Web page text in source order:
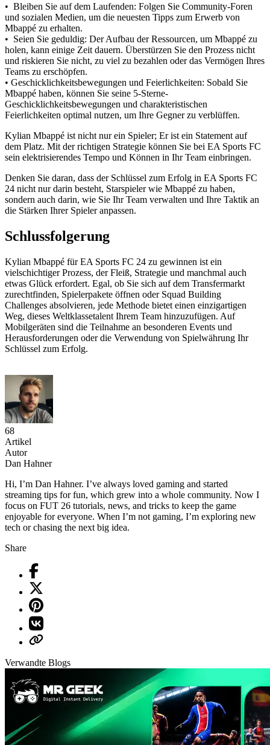
• Bleiben Sie auf dem Laufenden: Folgen Sie Community-Foren
und sozialen Medien, um die neuesten Tipps zum Erwerb von
Mbappé zu erhalten.
• Seien Sie geduldig: Der Aufbau der Ressourcen, um Mbappé zu
holen, kann einige Zeit dauern. Überstürzen Sie den Prozess nicht
und riskieren Sie nicht, zu viel zu bezahlen oder das Vermögen Ihres
Teams zu erschöpfen.
• Geschicklichkeitsbewegungen und Feierlichkeiten: Sobald Sie
Mbappé haben, können Sie seine 5-Sterne-
Geschicklichkeitsbewegungen und charakteristischen
Feierlichkeiten optimal nutzen, um Ihre Gegner zu verblüffen.
Kylian Mbappé ist nicht nur ein Spieler; Er ist ein Statement auf
dem Platz. Mit der richtigen Strategie können Sie bei EA Sports FC
sein elektrisierendes Tempo und Können in Ihr Team einbringen.
Denken Sie daran, dass der Schlüssel zum Erfolg in EA Sports FC
24 nicht nur darin besteht, Starspieler wie Mbappé zu haben,
sondern auch darin, wie Sie Ihr Team verwalten und Ihre Taktik an
die Stärken Ihrer Spieler anpassen.
Schlussfolgerung
Kylian Mbappé für EA Sports FC 24 zu gewinnen ist ein
vielschichtiger Prozess, der Fleiß, Strategie und manchmal auch
etwas Glück erfordert. Egal, ob Sie sich auf dem Transfermarkt
zurechtfinden, Spielerpakete öffnen oder Squad Building
Challenges absolvieren, jede Methode bietet einen einzigartigen
Weg, dieses Weltklassetalent Ihrem Team hinzuzufügen. Auf
Mobilgeräten sind die Teilnahme an besonderen Events und
Herausforderungen oder die Verwendung von Spielwährung Ihr
Schlüssel zum Erfolg.
68
Artikel
Autor
Dan Hahner
Hi, I’m Dan Hahner. I’ve always loved gaming and started
streaming tips for fun, which grew into a whole community. Now I
focus on FUT 26 tutorials, news, and tricks to keep the game
enjoyable for everyone. When I’m not gaming, I’m exploring new
tech or chasing the next big idea.
Share
Verwandte Blogs